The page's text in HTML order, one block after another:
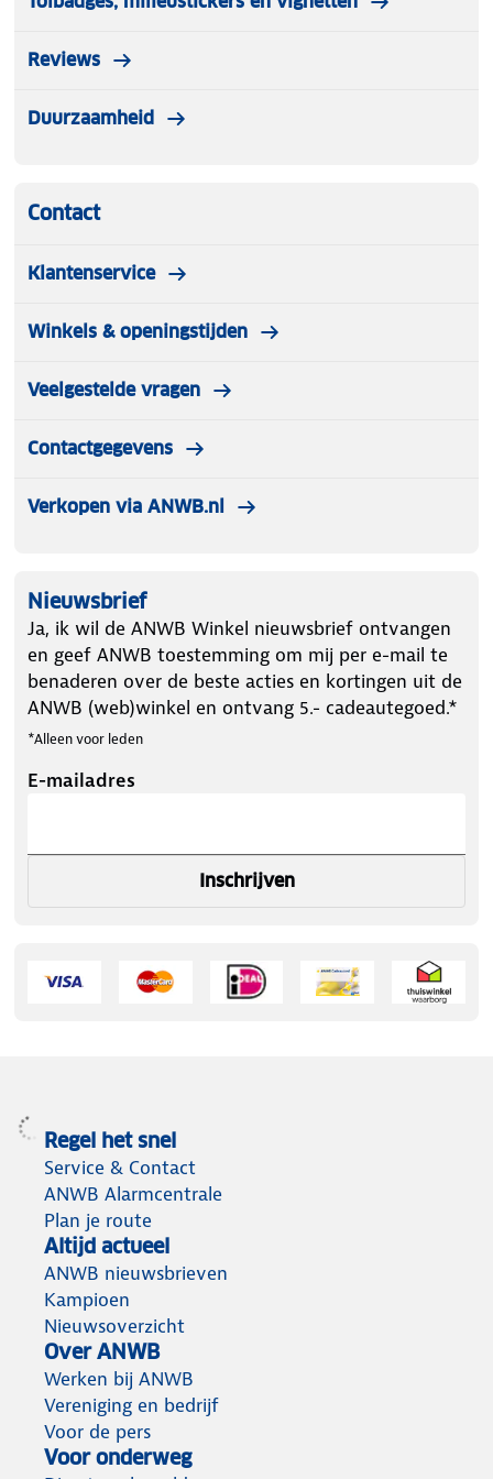
Reviews
Duurzaamheid
Contact
Klantenservice
Winkels & openingstijden
Veelgestelde vragen
Contactgegevens
Verkopen via ANWB.nl
Nieuwsbrief
Ja, ik wil de ANWB Winkel nieuwsbrief ontvangen
en geef ANWB toestemming om mij per e-mail te
benaderen over de beste acties en kortingen uit de
ANWB (web)winkel en ontvang 5.- cadeautegoed.*
*Alleen voor leden
E-mailadres
Inschrijven
Regel het snel
Service & Contact
ANWB Alarmcentrale
Plan je route
Altijd actueel
ANWB nieuwsbrieven
Kampioen
Nieuwsoverzicht
Over ANWB
Werken bij ANWB
Vereniging en bedrijf
Voor de pers
Voor onderweg